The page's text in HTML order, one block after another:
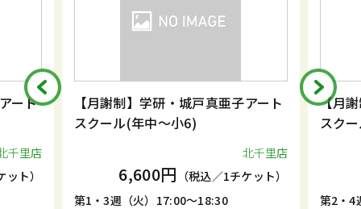
ート
千里店
ト）
【月謝制】学研・城戸真亜子アート
スクール(年中～小6)
北千里店
6,600円 （税込／1チケット）
第1・3週（火）17:00～18:30
【月
スク
第2・4